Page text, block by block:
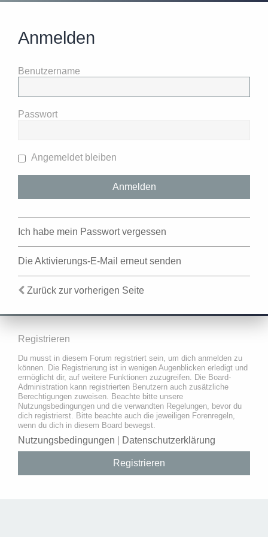
Anmelden
Benutzername
Passwort
Angemeldet bleiben
Ich habe mein Passwort vergessen
Die Aktivierungs-E-Mail erneut senden
Zurück zur vorherigen Seite
Registrieren
Du musst in diesem Forum registriert sein, um dich anmelden zu
können. Die Registrierung ist in wenigen Augenblicken erledigt und
ermöglicht dir, auf weitere Funktionen zuzugreifen. Die Board-
Administration kann registrierten Benutzern auch zusätzliche
Berechtigungen zuweisen. Beachte bitte unsere
Nutzungsbedingungen und die verwandten Regelungen, bevor du
dich registrierst. Bitte beachte auch die jeweiligen Forenregeln,
wenn du dich in diesem Board bewegst.
Nutzungsbedingungen Datenschutzerklärung
Registrieren